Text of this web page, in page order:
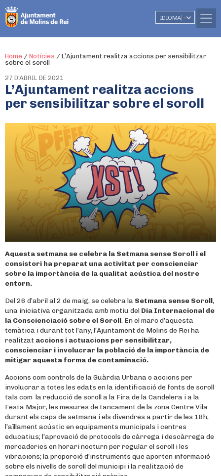
IDIOMA ▼
Home / Notícies / L’Ajuntament realitza accions per sensibilitzar
sobre el soroll
27 D'ABRIL DE 2021
L’Ajuntament realitza accions
per sensibilitzar sobre el soroll
Aquesta setmana se celebra la Setmana sense Soroll i el
consistori ha preparat una activitat per conscienciar
sobre la importància de la qualitat acústica del nostre
entorn.
Del 26 d’abril al 2 de maig, se celebra la Setmana sense Soroll,
una iniciativa organitzada amb motiu del Dia Internacional de
la Conscienciació sobre el Soroll. En el marc d’aquesta
temàtica i durant tot l’any, l’Ajuntament de Molins de Rei ha
realitzat accions i actuacions per sensibilitzar,
conscienciar i involucrar la població de la importància de
mitigar aquesta forma de contaminació.
Accions com controls de la Guàrdia Urbana o accions per
involucrar a totes les edats en la identificació de fonts de soroll
tals com la reducció de soroll a la Fira de la Candelera i a la
Festa Major; les mesures de tancament de la zona Centre Vila
durant els caps de setmana i els divendres a partir de les 18h;
l’aïllament acústic en equipaments municipals i centres
educatius; l’aprovació de protocols de càrrega i descàrrega de
mercaderies en horari nocturn per regular el soroll i les
vibracions; la proporció d’instruments que aporten informació
sobre els nivells de soroll del municipi i la realització de